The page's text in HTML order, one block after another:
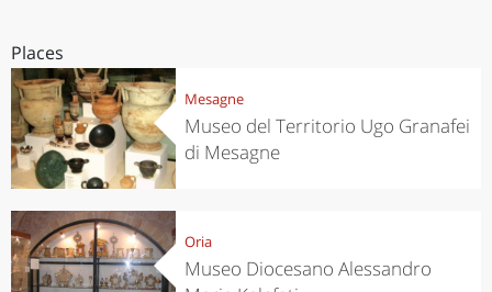
Places
Mesagne
Museo del Territorio Ugo Granafei
di Mesagne
Oria
Museo Diocesano Alessandro